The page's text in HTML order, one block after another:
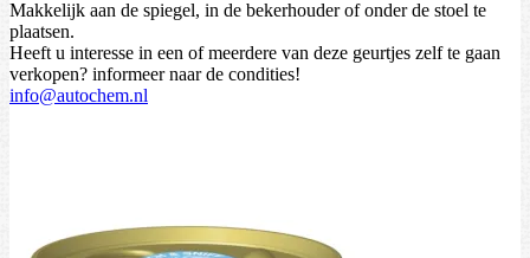
Makkelijk aan de spiegel, in de bekerhouder of onder de stoel te
plaatsen.
Heeft u interesse in een of meerdere van deze geurtjes zelf te gaan
verkopen? informeer naar de condities!
info@autochem.nl